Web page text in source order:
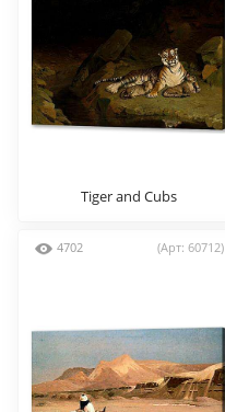
Tiger and Cubs
4702 (Арт: 60712)